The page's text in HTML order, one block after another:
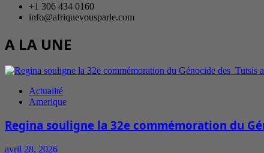
+1 306 434 0160
info@afriquevousparle.com
A LA UNE
Actualité
Amerique
Regina souligne la 32e commémoration du
avril 28, 2026